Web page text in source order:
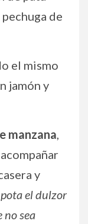
de
el mismo
jamón y
manzana,
y
el dulzor
no sea